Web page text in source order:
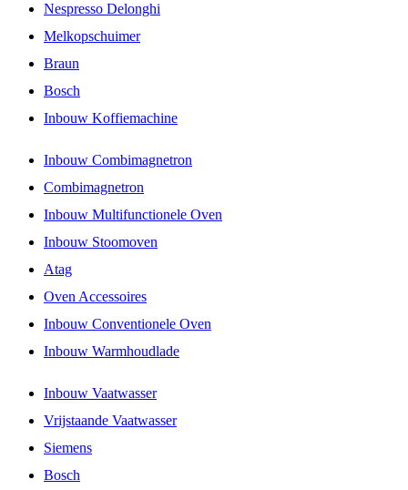
Nespresso Delonghi
Melkopschuimer
Braun
Bosch
Inbouw Koffiemachine
Inbouw Combimagnetron
Combimagnetron
Inbouw Multifunctionele Oven
Inbouw Stoomoven
Atag
Oven Accessoires
Inbouw Conventionele Oven
Inbouw Warmhoudlade
Inbouw Vaatwasser
Vrijstaande Vaatwasser
Siemens
Bosch